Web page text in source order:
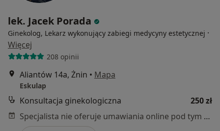
lek. Jacek Porada
Ginekolog, Lekarz wykonujący zabiegi medycyny estetycznej ·
Więcej
208 opinii
Aliantów 14a, Żnin • Mapa
Eskulap
Konsultacja ginekologiczna
250 zł
Specjalista nie oferuje umawiania online pod tym adresem.